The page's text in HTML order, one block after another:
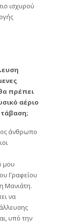
ισχυρού
πρέπει
αέριο
άνθρωπο
μου
Γραφείου
Μανιάτη.
να
υπό την